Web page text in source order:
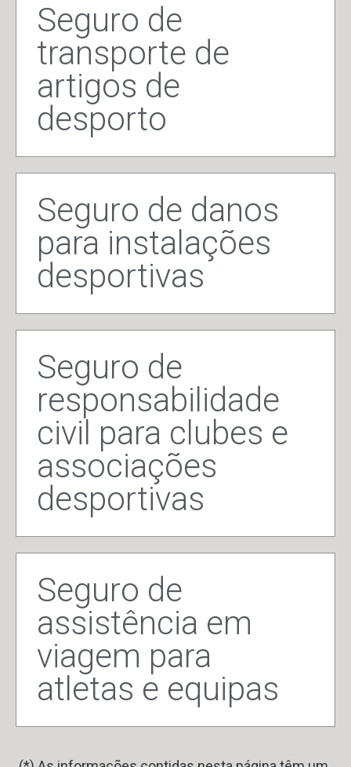
Seguro de
transporte de
artigos de
desporto
Seguro de danos
para instalações
desportivas
Seguro de
responsabilidade
civil para clubes e
associações
desportivas
Seguro de
assistência em
viagem para
atletas e equipas